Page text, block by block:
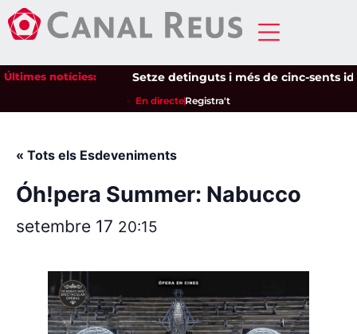
Últimes notícies: Setze detinguts i més de cinc-sents
En directeRegistra't
« Tots els Esdeveniments
Óh!pera Summer: Nabucco
setembre 17 20:15